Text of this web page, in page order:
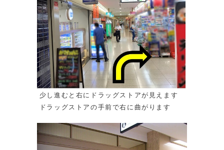
少し進むと右にドラッグストアが見えます
ドラッグストアの手前で右に曲がります